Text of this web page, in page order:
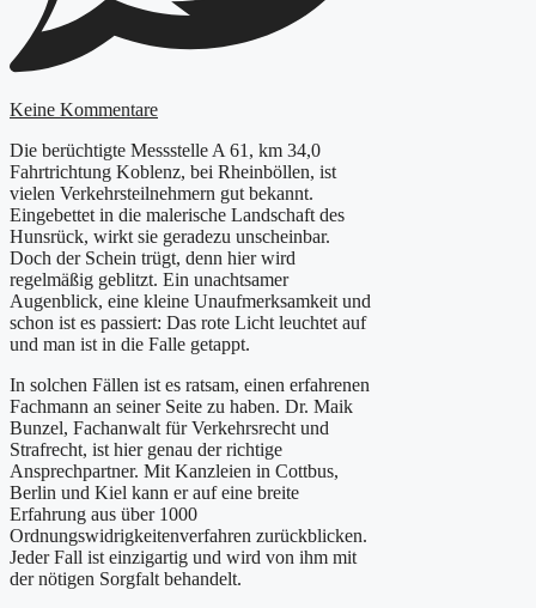
Keine Kommentare
Die berüchtigte Messstelle A 61, km 34,0
Fahrtrichtung Koblenz, bei Rheinböllen, ist
vielen Verkehrsteilnehmern gut bekannt.
Eingebettet in die malerische Landschaft des
Hunsrück, wirkt sie geradezu unscheinbar.
Doch der Schein trügt, denn hier wird
regelmäßig geblitzt. Ein unachtsamer
Augenblick, eine kleine Unaufmerksamkeit und
schon ist es passiert: Das rote Licht leuchtet auf
und man ist in die Falle getappt.
In solchen Fällen ist es ratsam, einen erfahrenen
Fachmann an seiner Seite zu haben. Dr. Maik
Bunzel, Fachanwalt für Verkehrsrecht und
Strafrecht, ist hier genau der richtige
Ansprechpartner. Mit Kanzleien in Cottbus,
Berlin und Kiel kann er auf eine breite
Erfahrung aus über 1000
Ordnungswidrigkeitenverfahren zurückblicken.
Jeder Fall ist einzigartig und wird von ihm mit
der nötigen Sorgfalt behandelt.